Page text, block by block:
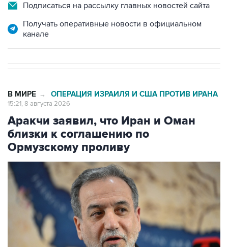
Подписаться на рассылку главных новостей сайта
Получать оперативные новости в официальном
канале
В МИРЕ → ОПЕРАЦИЯ ИЗРАИЛЯ И США ПРОТИВ ИРАНА
15:21, 8 августа 2026
Аракчи заявил, что Иран и Оман
близки к соглашению по
Ормузскому проливу